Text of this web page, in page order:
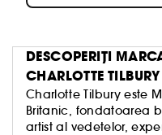
DESCOPERIȚI
CHARLOTTE TILBURY
Charlotte Tilbury este
Britanic, fondatoarea
artist al vedetelor,